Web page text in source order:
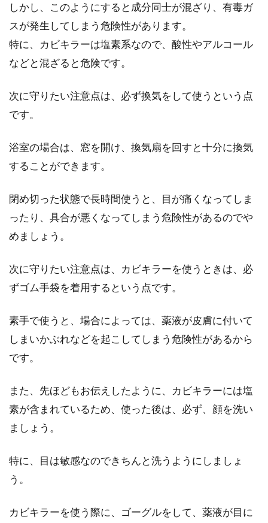
新築の床に無垢材を検討されている方は多いか
と思います。安心感や癒しを感じる木の感触が
魅力的で...
壁に飾れば部屋が劇的に変わる！！
部屋のイメージを変えようと思ったら模様替え
し、模...
賃貸物件を選ぶとき、ユニットバスはトイレと
一緒だから嫌だと除外していませんか？実はユ
全自動洗濯機って長年使っていると、細かいと
リアコーディネート
しかし、このようにすると成分同士が混ざり、有毒ガ
スが発生してしまう危険性があります。
特に、カビキラーは塩素系なので、酸性やアルコール
などと混ざると危険です。
次に守りたい注意点は、必ず換気をして使うという点
です。
浴室の場合は、窓を開け、換気扇を回すと十分に換気
することができます。
閉め切った状態で長時間使うと、目が痛くなってしま
ったり、具合が悪くなってしまう危険性があるのでや
めましょう。
次に守りたい注意点は、カビキラーを使うときは、必
ずゴム手袋を着用するという点です。
素手で使うと、場合によっては、薬液が皮膚に付いて
しまいかぶれなどを起こしてしまう危険性があるから
です。
また、先ほどもお伝えしたように、カビキラーには塩
素が含まれているため、使った後は、必ず、顔を洗い
ましょう。
特に、目は敏感なのできちんと洗うようにしましょ
う。
カビキラーを使う際に、ゴーグルをして、薬液が目に